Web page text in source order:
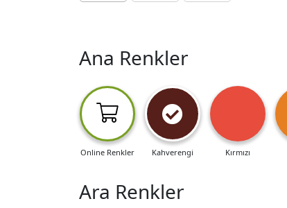
Ana Renkler
Online Renkler Kahverengi Kırmızı
Ara Renkler